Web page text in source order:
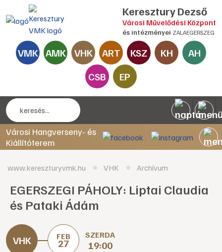
Keresztury Dezső
Városi Művelődési Központ
és intézményei ZALAEGERSZEG
VMK AMK VHK ART KSZ KH
AH
CSB
EP
Városi Hangverseny- és
Kiállítóterem
www.kereszturyvmk.hu VHK Archívum
EGERSZEGI PÁHOLY: Liptai Claudia
és Pataki Ádám
FEB
27
SZERDA
19:00